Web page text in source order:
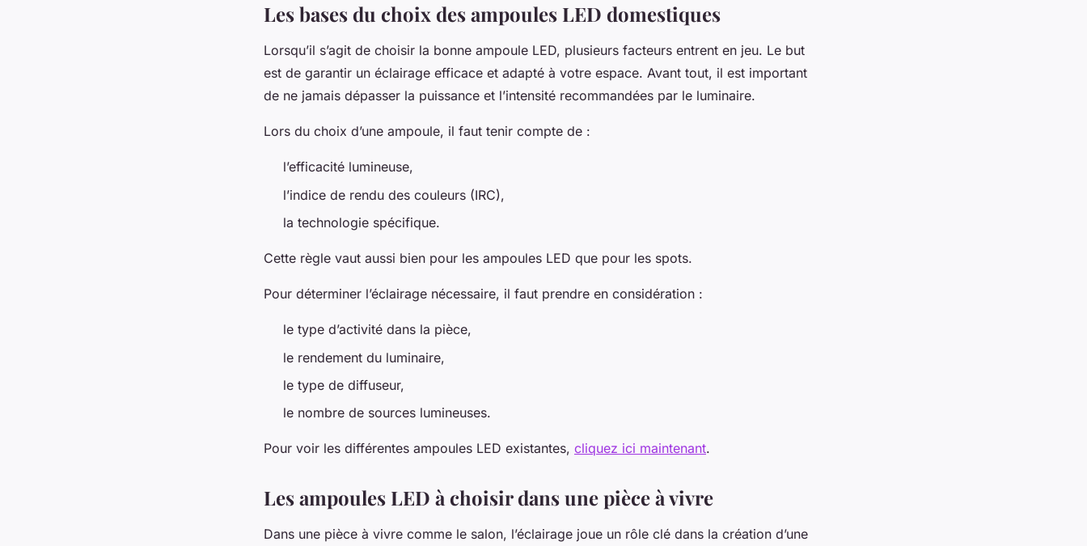
Les bases du choix des ampoules LED domestiques
Lorsqu’il s’agit de choisir la bonne ampoule LED, plusieurs facteurs entrent en jeu. Le but
est de garantir un éclairage efficace et adapté à votre espace. Avant tout, il est important
de ne jamais dépasser la puissance et l’intensité recommandées par le luminaire.
Lors du choix d’une ampoule, il faut tenir compte de :
l’efficacité lumineuse,
l’indice de rendu des couleurs (IRC),
la technologie spécifique.
Cette règle vaut aussi bien pour les ampoules LED que pour les spots.
Pour déterminer l’éclairage nécessaire, il faut prendre en considération :
le type d’activité dans la pièce,
le rendement du luminaire,
le type de diffuseur,
le nombre de sources lumineuses.
Pour voir les différentes ampoules LED existantes, cliquez ici maintenant.
Les ampoules LED à choisir dans une pièce à vivre
Dans une pièce à vivre comme le salon, l’éclairage joue un rôle clé dans la création d’une